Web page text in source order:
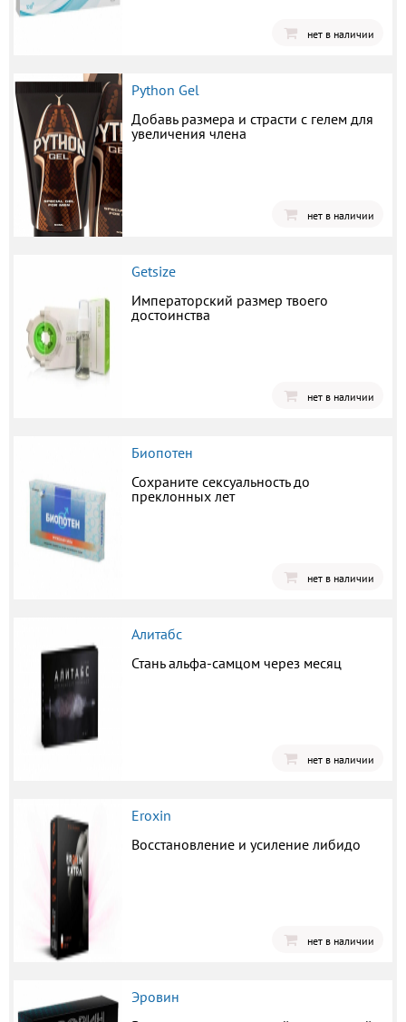
нет в наличии
Python Gel
Добавь размера и страсти с гелем для
увеличения члена
нет в наличии
Getsize
Императорский размер твоего
достоинства
нет в наличии
Биопотен
Сохраните сексуальность до
преклонных лет
нет в наличии
Алитабс
Стань альфа-самцом через месяц
нет в наличии
Eroxin
Восстановление и усиление либидо
нет в наличии
Эровин